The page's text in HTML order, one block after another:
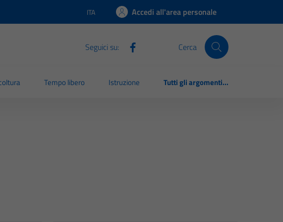
Lingua attiva:
ITA Accedi all'area personale
Seguici su: Cerca
Tempo libero Istruzione Tutti gli argomenti...